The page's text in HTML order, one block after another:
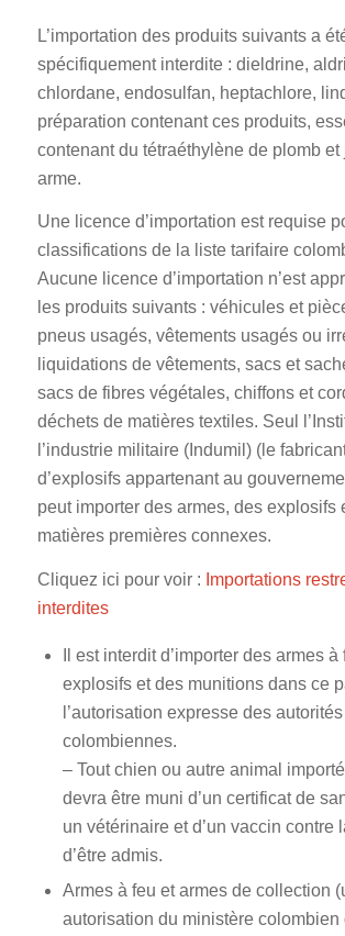
L’importation des produits suivants a
spécifiquement interdite : dieldrine,
chlordane, endosulfan, heptachlore,
préparation contenant ces produits,
contenant du tétraéthylène de plomb et
arme.
Une licence d’importation est requise
classifications de la liste tarifaire
Aucune licence d’importation n’est
les produits suivants : véhicules et
pneus usagés, vêtements usagés ou
liquidations de vêtements, sacs et
sacs de fibres végétales, chiffons et
déchets de matières textiles. Seul
l’industrie militaire (Indumil) (le
d’explosifs appartenant au
peut importer des armes, des explosifs
matières premières connexes.
Cliquez ici pour voir : Importations
interdites
Il est interdit d’importer des armes à
explosifs et des munitions dans ce
l’autorisation expresse des autorités
colombiennes.
– Tout chien ou autre animal
devra être muni d’un certificat de
un vétérinaire et d’un vaccin contre
d’être admis.
Armes à feu et armes de collection
autorisation du ministère colombien